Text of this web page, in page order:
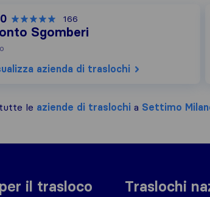
166
Sgomberi
azienda di traslochi
le aziende di traslochi a Settimo
il trasloco Traslochi